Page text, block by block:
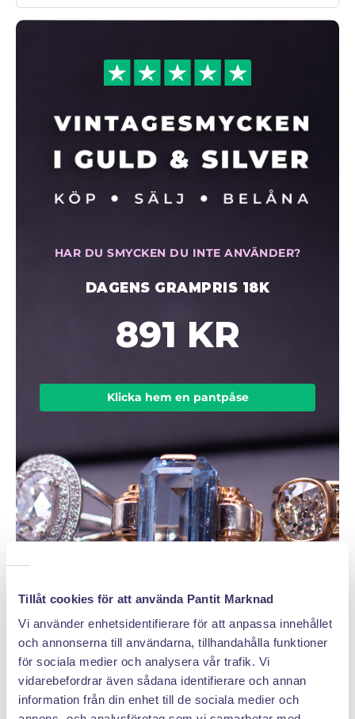
Tillåt cookies för att använda Pantit Marknad
Vi använder enhetsidentifierare för att anpassa innehållet
och annonserna till användarna, tillhandahålla funktioner
för sociala medier och analysera vår trafik. Vi
vidarebefordrar även sådana identifierare och annan
information från din enhet till de sociala medier och
HAR DU SMYCKEN DU INTE ANVÄNDER?
DAGENS GRAMPRIS 18K
891 KR
Klicka hem en pantpåse
DÄRFÖR SÄLJER DU MED PANTIT